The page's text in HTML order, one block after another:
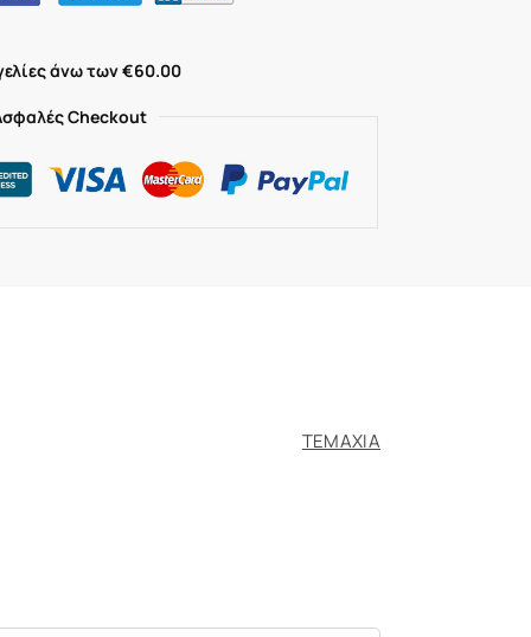
άνω των €60.00
Checkout
ΤΕΜΑΧΙΑ